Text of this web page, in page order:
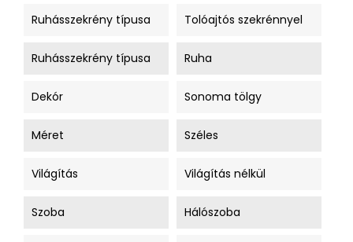
Ruhásszekrény típusa Tolóajtós szekrénnyel
Ruhásszekrény típusa Ruha
Dekór Sonoma tölgy
Méret Széles
Világítás Világítás nélkül
Szoba Hálószoba